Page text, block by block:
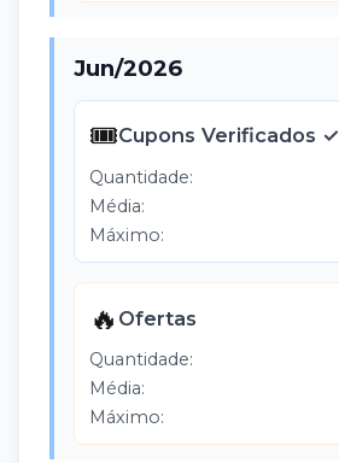
Jun/2026
🎟️Cupons Verificados ✓
Quantidade:
Média:
Máximo:
🔥 Ofertas
Quantidade:
Média:
Máximo: